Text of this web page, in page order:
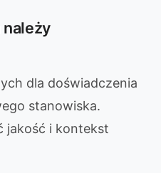
należy
dla doświadczenia
stanowiska.
jakość i kontekst